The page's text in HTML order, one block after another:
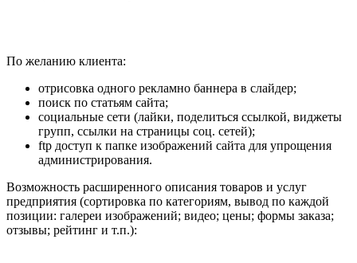
По желанию клиента:
отрисовка одного рекламно баннера в слайдер;
поиск по статьям сайта;
социальные сети (лайки, поделиться ссылкой, виджеты
групп, ссылки на страницы соц. сетей);
ftp доступ к папке изображений сайта для упрощения
администрирования.
Возможность расширенного описания товаров и услуг
предприятия (сортировка по категориям, вывод по каждой
позиции: галереи изображений; видео; цены; формы заказа;
отзывы; рейтинг и т.п.):